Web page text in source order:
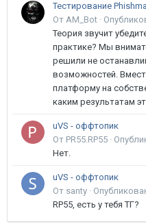
От AM_Bot ·
Теория звучит
практике? Мы
решили не
возможностей.
платформу на
каким результатам
uVS - оффтопик
От PR55.RP55 ·
Нет.
uVS - оффтопик
От santy ·
RP55, есть у тебя ТГ?